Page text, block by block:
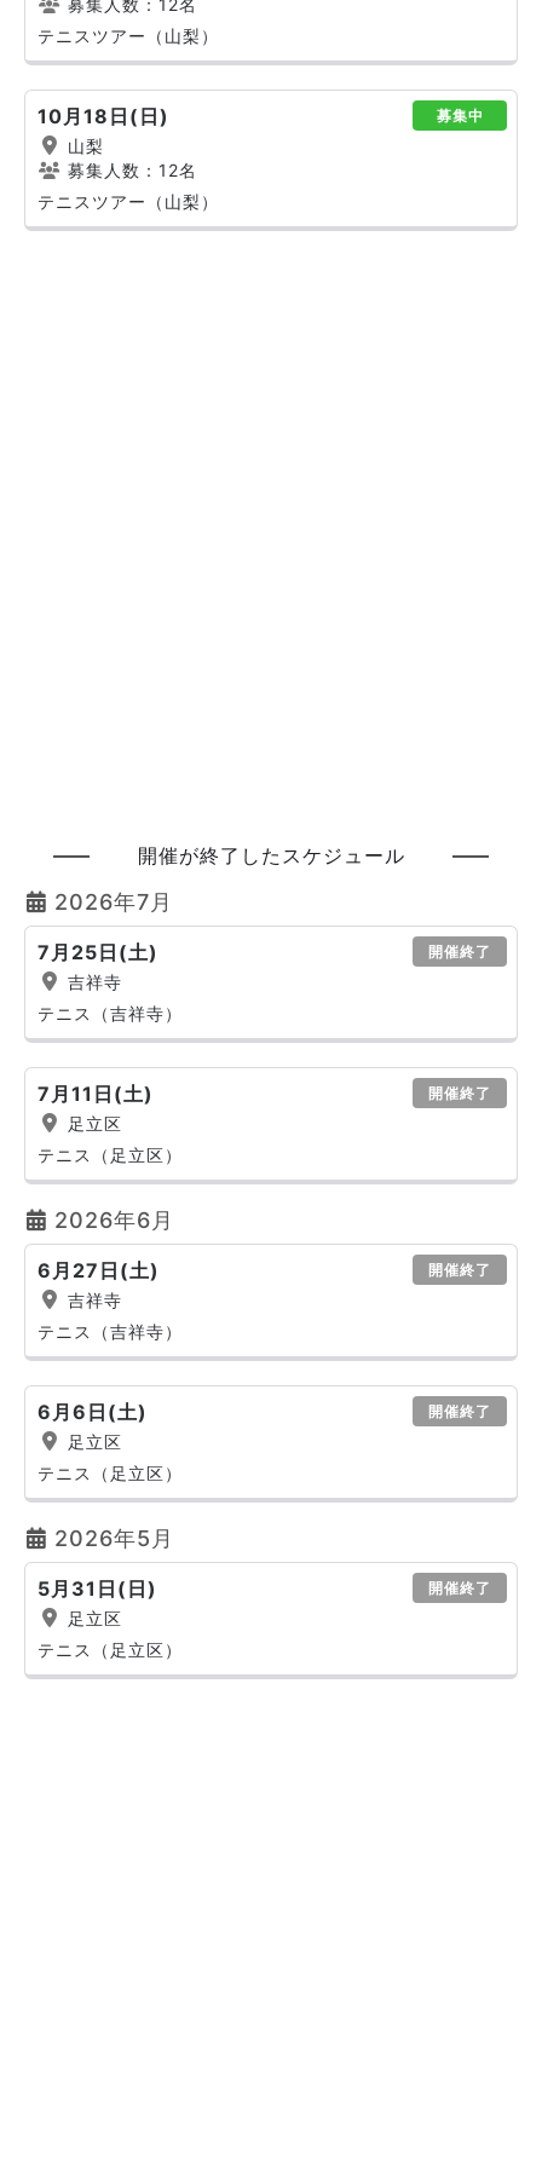
募集人数：12名
テニスツアー（山梨）
10月18日(日) 募集中
山梨
募集人数：12名
テニスツアー（山梨）
開催が終了したスケジュール
2026年7月
7月25日(土) 開催終了
吉祥寺
テニス（吉祥寺）
7月11日(土) 開催終了
足立区
テニス（足立区）
2026年6月
6月27日(土) 開催終了
吉祥寺
テニス（吉祥寺）
6月6日(土) 開催終了
足立区
テニス（足立区）
2026年5月
5月31日(日) 開催終了
足立区
テニス（足立区）